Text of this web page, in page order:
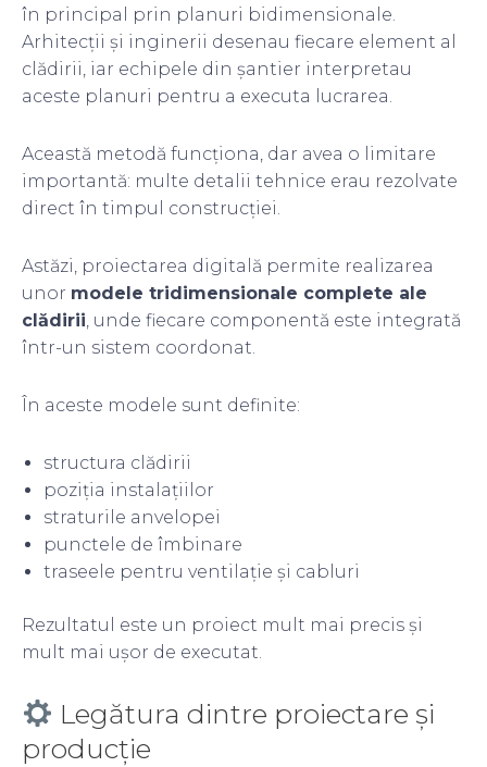
în principal prin planuri bidimensionale.
Arhitecții și inginerii desenau fiecare element al
clădirii, iar echipele din șantier interpretau
aceste planuri pentru a executa lucrarea.
Această metodă funcționa, dar avea o limitare
importantă: multe detalii tehnice erau rezolvate
direct în timpul construcției.
Astăzi, proiectarea digitală permite realizarea
unor modele tridimensionale complete ale
clădirii, unde fiecare componentă este integrată
într-un sistem coordonat.
În aceste modele sunt definite:
structura clădirii
poziția instalațiilor
straturile anvelopei
punctele de îmbinare
traseele pentru ventilație și cabluri
Rezultatul este un proiect mult mai precis și
mult mai ușor de executat.
Legătura dintre proiectare și
producție